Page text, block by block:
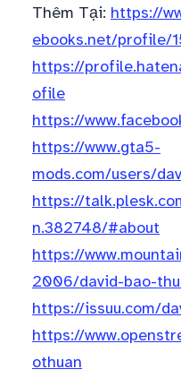
Thêm Tại: https://
ebooks.net/profile/
https://
ofile
https://
https://www.gta5-
mods.com/users/
https://
n.382748/#about
https://
2006/david-bao-
https://issuu.com/
https://
othuan